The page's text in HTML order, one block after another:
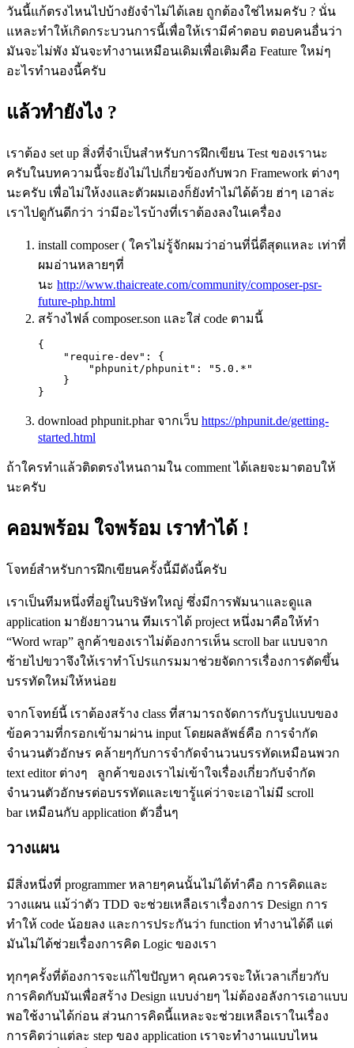
วันนี้แก้ตรงไหนไปบ้างยังจำไม่ได้เลย ถูกต้องใช่ไหมครับ ? นั่น
แหละทำให้เกิดกระบวนการนี้เพื่อให้เรามีคำตอบ ตอบคนอื่นว่า
มันจะไม่พัง มันจะทำงานเหมือนเดิมเพื่อเติมคือ Feature ใหม่ๆ
อะไรทำนองนี้ครับ
แล้วทำยังไง ?
เราต้อง set up สิ่งที่จำเป็นสำหรับการฝึกเขียน Test ของเรานะ
ครับในบทความนี้จะยังไม่ไปเกี่ยวข้องกับพวก Framework ต่างๆ
นะครับ เพื่อไม่ให้งงและตัวผมเองก็ยังทำไม่ได้ด้วย ฮ่าๆ เอาล่ะ
เราไปดูกันดีกว่า ว่ามีอะไรบ้างที่เราต้องลงในเครื่อง
install composer ( ใครไม่รู้จักผมว่าอ่านที่นี่ดีสุดแหละ เท่าที่
ผมอ่านหลายๆที่
นะ http://www.thaicreate.com/community/composer-psr-
future-php.html
สร้างไฟล์ composer.son และใส่ code ตามนี้
{
    "require-dev": {
    }
}
download phpunit.phar จากเว็บ https://phpunit.de/getting-
started.html
ถ้าใครทำแล้วติดตรงไหนถามใน comment ได้เลยจะมาตอบให้
นะครับ
คอมพร้อม ใจพร้อม เราทำได้ !
โจทย์สำหรับการฝึกเขียนครั้งนี้มีดังนี้ครับ
เราเป็นทีมหนึ่งที่อยู่ในบริษัทใหญ่ ซึ่งมีการพัมนาและดูแล
application มายังยาวนาน ทีมเราได้ project หนึ่งมาคือให้ทำ
“Word wrap” ลูกค้าของเราไม่ต้องการเห็น scroll bar แบบจาก
ซ้ายไปขวาจึงให้เราทำโปรแกรมมาช่วยจัดการเรื่องการตัดขึ้น
บรรทัดใหม่ให้หน่อย
จากโจทย์นี้ เราต้องสร้าง class ที่สามารถจัดการกับรูปแบบของ
ข้อความที่กรอกเข้ามาผ่าน input โดยผลลัพธ์คือ การจำกัด
จำนวนตัวอักษร คล้ายๆกับการจำกัดจำนวนบรรทัดเหมือนพวก
text editor ต่างๆ ลูกค้าของเราไม่เข้าใจเรื่องเกี่ยวกับจำกัด
จำนวนตัวอักษรต่อบรรทัดและเขารู้แค่ว่าจะเอาไม่มี scroll
bar เหมือนกับ application ตัวอื่นๆ
วางแผน
มีสิ่งหนึ่งที่ programmerหลายๆคนนั้นไม่ได้ทำคือ การคิดและ
วางแผน แม้ว่าตัว TDD จะช่วยเหลือเราเรื่องการ Design การ
ทำให้ code น้อยลง และการประกันว่า function ทำงานได้ดี แต่
มันไม่ได้ช่วยเรื่องการคิด Logic ของเรา
ทุกๆครั้งที่ต้องการจะแก้ไขปัญหา คุณควรจะให้เวลาเกี่ยวกับ
การคิดกับมันเพื่อสร้าง Design แบบง่ายๆ ไม่ต้องอลังการเอาแบบ
พอใช้งานได้ก่อน ส่วนการคิดนี้แหละจะช่วยเหลือเราในเรื่อง
การคิดว่าแต่ละ step ของ application เราจะทำงานแบบไหน